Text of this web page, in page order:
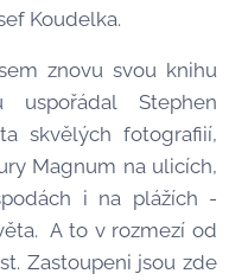
Koudelka.
znovu svou knihu
uspořádal Stephen
skvělých fotografiií,
Magnum na ulicích,
i na plážích -
A to v rozmezí od
Zastoupeni jsou zde